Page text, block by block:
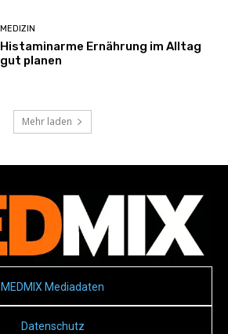
MEDIZIN
Histaminarme Ernährung im Alltag
gut planen
Mehr laden
MEDMIX Mediadaten
Datenschutz